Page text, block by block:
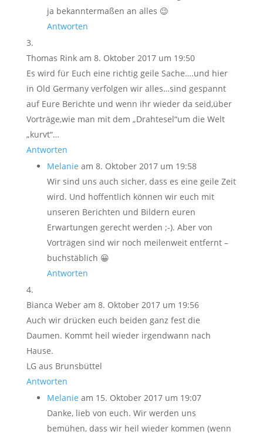
ja bekanntermaßen an alles 😉
Antworten
Thomas Rink am 8. Oktober 2017 um 19:50
Es wird für Euch eine richtig geile Sache….und hier
in Old Germany verfolgen wir alles…sind gespannt
auf Eure Berichte und wenn ihr wieder da seid,über
Vorträge,wie man mit dem „Drahtesel“um die Welt
„kurvt“…
Antworten
Melanie am 8. Oktober 2017 um 19:58
Wir sind uns auch sicher, dass es eine geile Zeit
wird. Und hoffentlich können wir euch mit
unseren Berichten und Bildern euren
Erwartungen gerecht werden ;-). Aber von
Vorträgen sind wir noch meilenweit entfernt –
buchstäblich 😀
Antworten
Bianca Weber am 8. Oktober 2017 um 19:56
Auch wir drücken euch beiden ganz fest die
Daumen. Kommt heil wieder irgendwann nach
Hause.
LG aus Brunsbüttel
Antworten
Melanie am 15. Oktober 2017 um 19:07
Danke, lieb von euch. Wir werden uns
bemühen, dass wir heil wieder kommen (wenn